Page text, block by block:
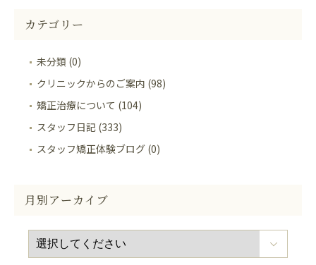
カテゴリー
未分類 (0)
クリニックからのご案内 (98)
矯正治療について (104)
スタッフ日記 (333)
スタッフ矯正体験ブログ (0)
月別アーカイブ